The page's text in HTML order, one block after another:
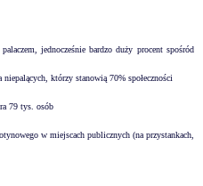
jednocześnie bardzo duży procent spośród
którzy stanowią 70% społeczności
79 tys. osób
w miejscach publicznych (na przystankach,